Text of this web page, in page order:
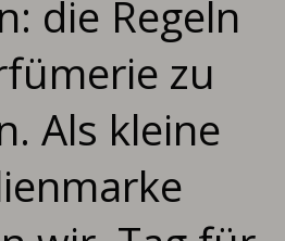
die Regeln
zu
Als kleine